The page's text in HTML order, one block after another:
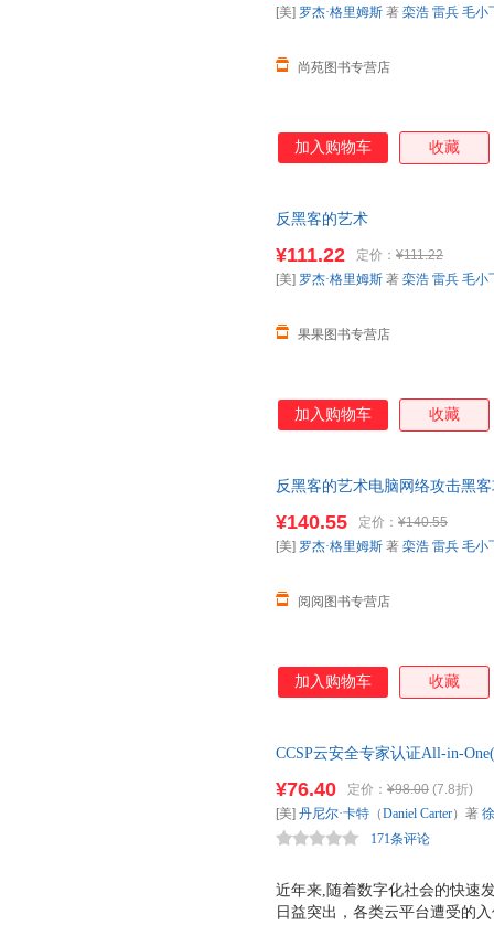
尚苑图书专营店
[美] 罗杰·格里姆斯 著 栾浩 雷兵 毛小
加入购物车 收藏
反黑客的艺术
¥111.22 定价： ¥111.22
果果图书专营店
[美] 罗杰·格里姆斯 著 栾浩 雷兵 毛小
加入购物车 收藏
反黑客的艺术电脑网络攻击黑
¥140.55 定价： ¥140.55
阅阅图书专营店
[美] 罗杰·格里姆斯 著 栾浩 雷兵 毛小
加入购物车 收藏
CCSP云安全专家认证All-in-
在线考试说明见封底二维码。
近年来,随着数字化社会的快速
日益突出，各类云平台遭受的
¥76.40 定价： ¥98.00 (7.8折)
171条评论
[美] 丹尼尔·卡特 （Daniel Carter）著
出版社